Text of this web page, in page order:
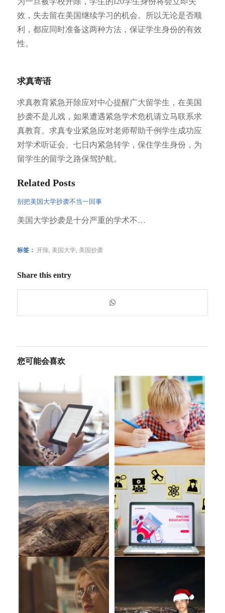
效，失去留在美国继续学习的机会。所以无论是否顺
利，都应同时准备这两种方法，保证学生身份的有效
性。
求真寄语
求真教育紧急开除应对中心提醒广大留学生，在美国
抄袭不是儿戏，如果遭遇紧急学术危机请立马联系求
真教育。求真专业紧急应对老师帮助千例学生成功应
对学术听证会、七日内紧急转学，保住学生身份，为
留学生的留学之路保驾护航。
Related Posts
别把美国大学抄袭不当一回事
美国大学抄袭是十分严重的学术不…
标签： 开除, 美国大学, 美国抄袭
Share this entry
您可能会喜欢